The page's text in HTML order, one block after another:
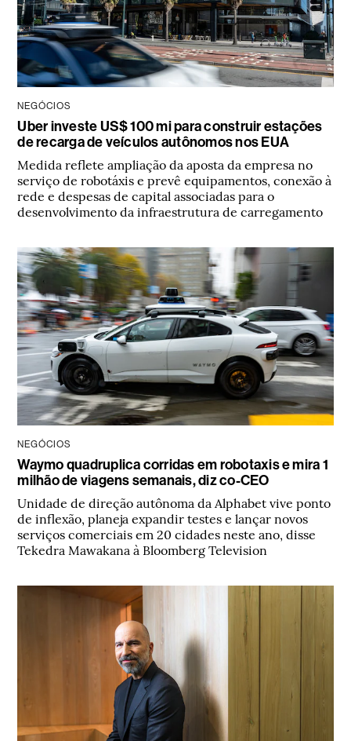
NEGÓCIOS
Uber investe US$ 100 mi para construir estações
de recarga de veículos autônomos nos EUA
Medida reflete ampliação da aposta da empresa no
serviço de robotáxis e prevê equipamentos, conexão à
rede e despesas de capital associadas para o
desenvolvimento da infraestrutura de carregamento
NEGÓCIOS
Waymo quadruplica corridas em robotaxis e mira 1
milhão de viagens semanais, diz co-CEO
Unidade de direção autônoma da Alphabet vive ponto
de inflexão, planeja expandir testes e lançar novos
serviços comerciais em 20 cidades neste ano, disse
Tekedra Mawakana à Bloomberg Television